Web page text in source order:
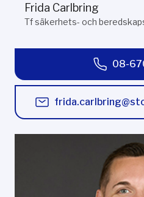
Frida Carlbring
Tf säkerhets- och
08-